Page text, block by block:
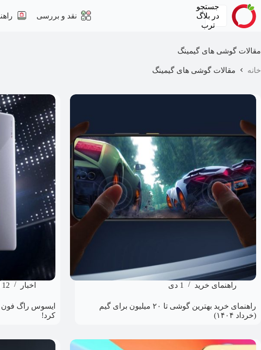
پرش
به
محتوا
جستجو
در بلاگ
ترب
نقد و بررسی
مقالات گوشی های گیمینگ
خانه مقالات گوشی های گیمینگ
راهنمای خرید 1 دی
راهنمای خرید بهترین گوشی تا ۲۰ میلیون برای گیم
(خرداد ۱۴۰۴)
اخبار 12 آبان
کرد!